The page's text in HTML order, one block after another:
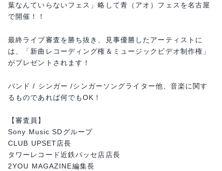
葉なんていらないフェス」略して青（アオ）フェスを名古屋
で開催！！
最終ライブ審査を勝ち抜き、見事優勝したアーティストに
は、「新曲レコーディング権＆ミュージックビデオ制作権」
がプレゼントされます！
バンド / シンガー /シンガーソングライター他、音楽に関す
るものであれば何でもOK！
【審査員】
Sony Music SDグループ
CLUB UPSET店長
タワーレコード近鉄パッセ店店長
2YOU MAGAZINE編集長